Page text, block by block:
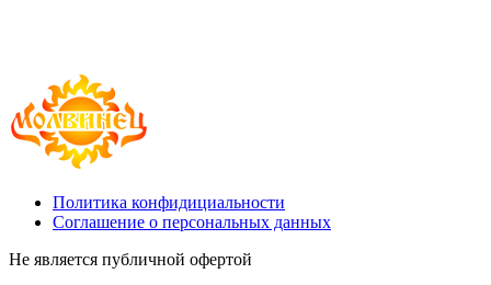
Политика конфидициальности
Соглашение о персональных данных
Не является публичной офертой